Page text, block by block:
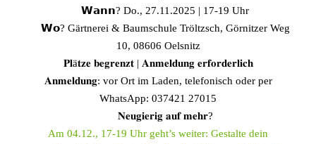
𝗪𝗮𝗻𝗻? Do., 27.11.2025 | 17-19 Uhr
𝗪𝗼? Gärtnerei & Baumschule Tröltzsch, Görnitzer Weg
10, 08606 Oelsnitz
𝐏𝐥ä𝐭𝐳𝐞 𝐛𝐞𝐠𝐫𝐞𝐧𝐳𝐭 | 𝐀𝐧𝐦𝐞𝐥𝐝𝐮𝐧𝐠 𝐞𝐫𝐟𝐨𝐫𝐝𝐞𝐫𝐥𝐢𝐜𝐡
𝐀𝐧𝐦𝐞𝐥𝐝𝐮𝐧𝐠: vor Ort im Laden, telefonisch oder per
WhatsApp: 037421 27015
𝐍𝐞𝐮𝐠𝐢𝐞𝐫𝐢𝐠 𝐚𝐮𝐟 𝐦𝐞𝐡𝐫?
Am 04.12., 17-19 Uhr geht’s weiter: Gestalte dein